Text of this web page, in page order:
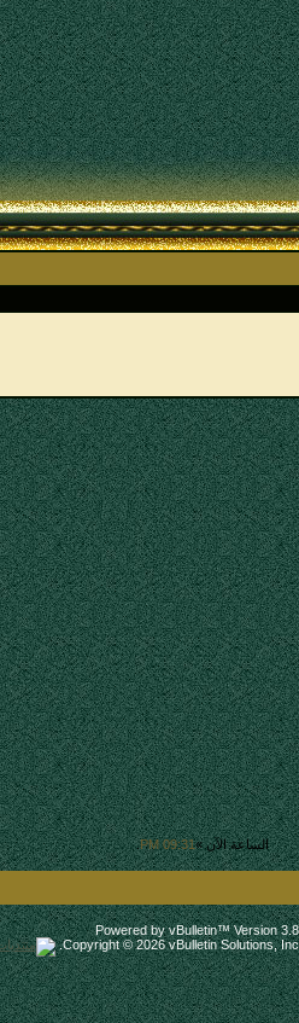
الساعة الآن »09:31 PM
.
Powered by vBulletin™ Version
Copyright © 2026 vBulletin Solutions,